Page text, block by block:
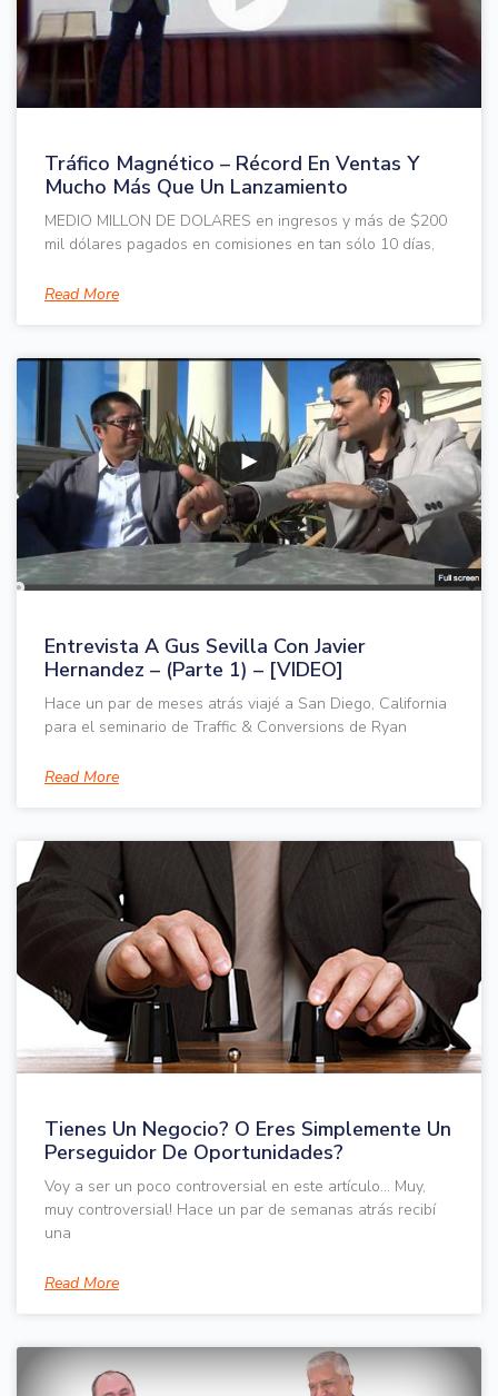
Tráfico Magnético – Récord En Ventas Y
Mucho Más Que Un Lanzamiento
MEDIO MILLON DE DOLARES en ingresos y más de $200
mil dólares pagados en comisiones en tan sólo 10 días,
Read More
Entrevista A Gus Sevilla Con Javier
Hernandez – (Parte 1) – [VIDEO]
Hace un par de meses atrás viajé a San Diego, California
para el seminario de Traffic & Conversions de Ryan
Read More
Tienes Un Negocio? O Eres Simplemente Un
Perseguidor De Oportunidades?
Voy a ser un poco controversial en este artículo… Muy,
muy controversial! Hace un par de semanas atrás recibí
una
Read More